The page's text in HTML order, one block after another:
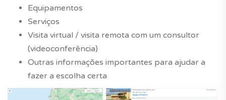
Equipamentos
Serviços
Visita virtual / visita remota com um consultor
(videoconferência)
Outras informações importantes para ajudar a
fazer a escolha certa